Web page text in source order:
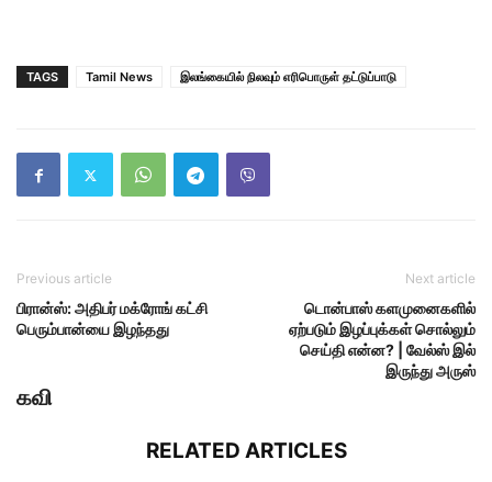
TAGS Tamil News இலங்கையில் நிலவும் எரிபொருள் தட்டுப்பாடு
Previous article
பிரான்ஸ்: அதிபர் மக்ரோங் கட்சி
பெரும்பான்யை இழந்தது
Next article
டொன்பாஸ் களமுனைகளில்
ஏற்படும் இழப்புக்கள் சொல்லும்
செய்தி என்ன? | வேல்ஸ் இல்
இருந்து அருஸ்
கவி
RELATED ARTICLES